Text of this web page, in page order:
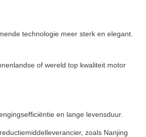
technologie meer sterk en elegant.
of wereld top kwaliteit motor
en lange levensduur.
zoals Nanjing